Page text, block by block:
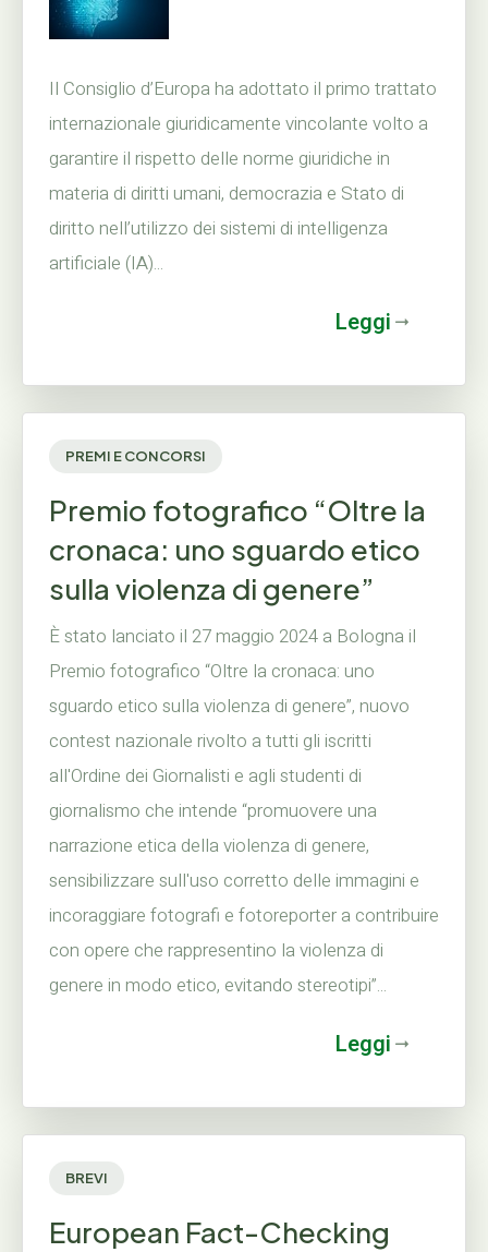
Il Consiglio d’Europa ha adottato il primo trattato
internazionale giuridicamente vincolante volto a
garantire il rispetto delle norme giuridiche in
materia di diritti umani, democrazia e Stato di
diritto nell’utilizzo dei sistemi di intelligenza
artificiale (IA)...
Leggi
PREMI E CONCORSI
Premio fotografico “Oltre la
cronaca: uno sguardo etico
sulla violenza di genere”
È stato lanciato il 27 maggio 2024 a Bologna il
Premio fotografico “Oltre la cronaca: uno
sguardo etico sulla violenza di genere”, nuovo
contest nazionale rivolto a tutti gli iscritti
all'Ordine dei Giornalisti e agli studenti di
giornalismo che intende “promuovere una
narrazione etica della violenza di genere,
sensibilizzare sull'uso corretto delle immagini e
incoraggiare fotografi e fotoreporter a contribuire
con opere che rappresentino la violenza di
genere in modo etico, evitando stereotipi”...
Leggi
BREVI
European Fact-Checking